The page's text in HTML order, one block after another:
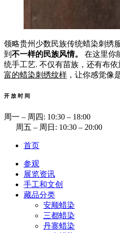
领略贵州少数民族传统蜡染刺绣
到 不一样的民族风情。
在这里你
统手工艺. 不仅有苗族，还有布依
富的蜡染刺绣纹样 ，让你感觉像
开 放 时 间
周一 ‒ 周四: 10:30 ‒ 18:00
周五 ‒ 周日: 10:30 ‒ 20:00
首页
参观
展览资讯
手工和文创
藏品分类
安顺蜡染
三都蜡染
丹寨蜡染